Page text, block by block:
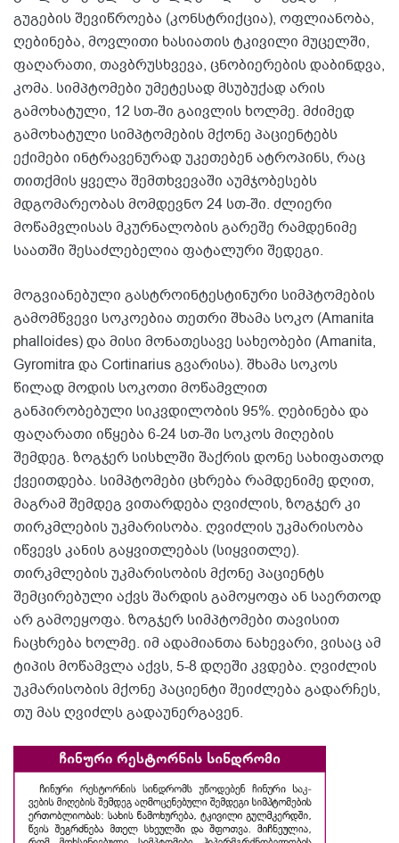
გუგების შევიწროება (კონსტრიქცია), ოფლიანობა,
ღებინება, მოვლითი ხასიათის ტკივილი მუცელში,
ფაღარათი, თავბრუსხვევა, ცნობიერების დაბინდვა,
კომა. სიმპტომები უმეტესად მსუბუქად არის
გამოხატული, 12 სთ-ში გაივლის ხოლმე. მძიმედ
გამოხატული სიმპტომების მქონე პაციენტებს
ექიმები ინტრავენურად უკეთებენ ატროპინს, რაც
თითქმის ყველა შემთხვევაში აუმჯობესებს
მდგომარეობას მომდევნო 24 სთ-ში. ძლიერი
მოწამვლისას მკურნალობის გარეშე რამდენიმე
საათში შესაძლებელია ფატალური შედეგი.
მოგვიანებული გასტროინტესტინური სიმპტომების
გამომწვევი სოკოებია თეთრი შხამა სოკო (Amanita
phalloides) და მისი მონათესავე სახეობები (Amanita,
Gyromitra და Cortinarius გვარისა). შხამა სოკოს
წილად მოდის სოკოთი მოწამვლით
განპირობებული სიკვდილობის 95%. ღებინება და
ფაღარათი იწყება 6-24 სთ-ში სოკოს მიღების
შემდეგ. ზოგჯერ სისხლში შაქრის დონე სახიფათოდ
ქვეითდება. სიმპტომები ცხრება რამდენიმე დღით,
მაგრამ შემდეგ ვითარდება ღვიძლის, ზოგჯერ კი
თირკმლების უკმარისობა. ღვიძლის უკმარისობა
იწვევს კანის გაყვითლებას (სიყვითლე).
თირკმლების უკმარისობის მქონე პაციენტს
შემცირებული აქვს შარდის გამოყოფა ან საერთოდ
არ გამოეყოფა. ზოგჯერ სიმპტომები თავისით
ჩაცხრება ხოლმე. იმ ადამიანთა ნახევარი, ვისაც ამ
ტიპის მოწამვლა აქვს, 5-8 დღეში კვდება. ღვიძლის
უკმარისობის მქონე პაციენტი შეიძლება გადარჩეს,
თუ მას ღვიძლს გადაუნერგავენ.